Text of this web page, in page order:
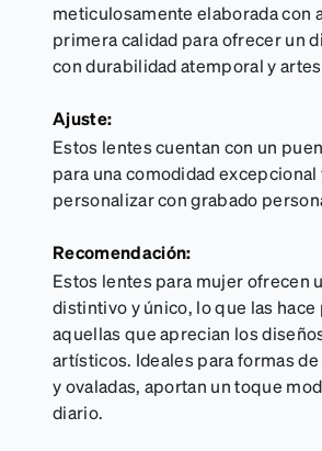
meticulosamente elaborada con
primera calidad para ofrecer un
con durabilidad atemporal y
Ajuste:
Estos lentes cuentan con un
para una comodidad excepcional
personalizar con grabado
Recomendación:
Estos lentes para mujer ofrecen
distintivo y único, lo que las
aquellas que aprecian los
artísticos. Ideales para formas
y ovaladas, aportan un toque
diario.